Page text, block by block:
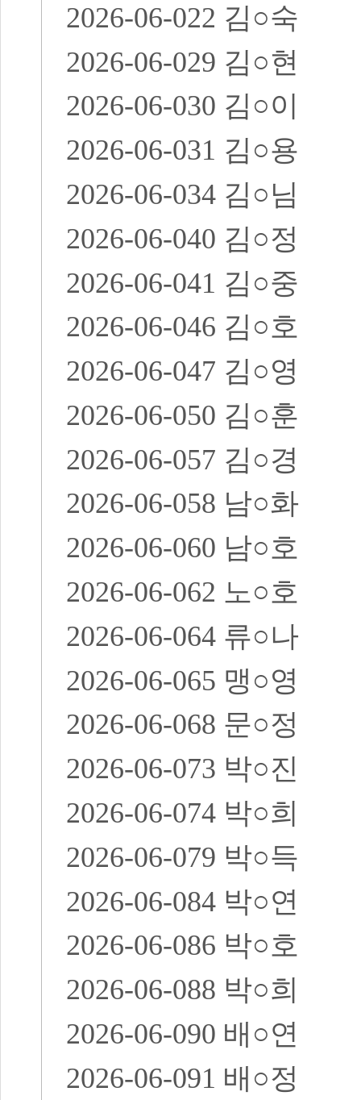
2026-06-022 김 ○숙
2026-06-029 김 ○현
2026-06-030 김 ○이
2026-06-031 김 ○용
2026-06-034 김 ○님
2026-06-040 김 ○정
2026-06-041 김 ○중
2026-06-046 김 ○호
2026-06-047 김 ○영
2026-06-050 김 ○훈
2026-06-057 김 ○경
2026-06-058 남○화
2026-06-060 남○호
2026-06-062 노○호
2026-06-064 류○나
2026-06-065 맹 ○영
2026-06-068 문○정
2026-06-073 박○진
2026-06-074 박○희
2026-06-079 박○득
2026-06-084 박○연
2026-06-086 박○호
2026-06-088 박○희
2026-06-090 배 ○연
2026-06-091 배 ○정